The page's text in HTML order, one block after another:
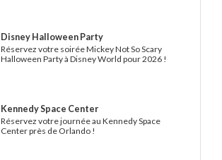
Disney Halloween Party
Réservez votre soirée Mickey Not So Scary
Halloween Party à Disney World pour 2026 !
Kennedy Space Center
Réservez votre journée au Kennedy Space
Center près de Orlando !